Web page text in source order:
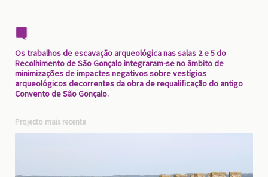
Os trabalhos de escavação arqueológica nas salas 2 e 5 do
Recolhimento de São Gonçalo integraram-se no âmbito de
minimizações de impactes negativos sobre vestígios
arqueológicos decorrentes da obra de requalificação do antigo
Convento de São Gonçalo.
Projecto mais recente